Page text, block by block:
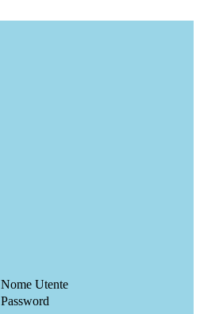
Nome Utente
Password